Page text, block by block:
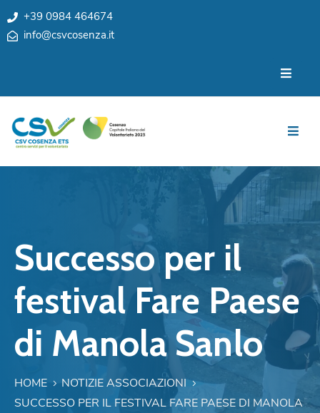
+39 0984 464674
info@csvcosenza.it
Sedi
Team
Cosenza
associazioni
Per
cittadini
Contatti
Orari
Successo per il
festival Fare Paese
di Manola Sanlo
HOME
NOTIZIE ASSOCIAZIONI
SUCCESSO PER IL FESTIVAL FARE PAESE DI MANOLA